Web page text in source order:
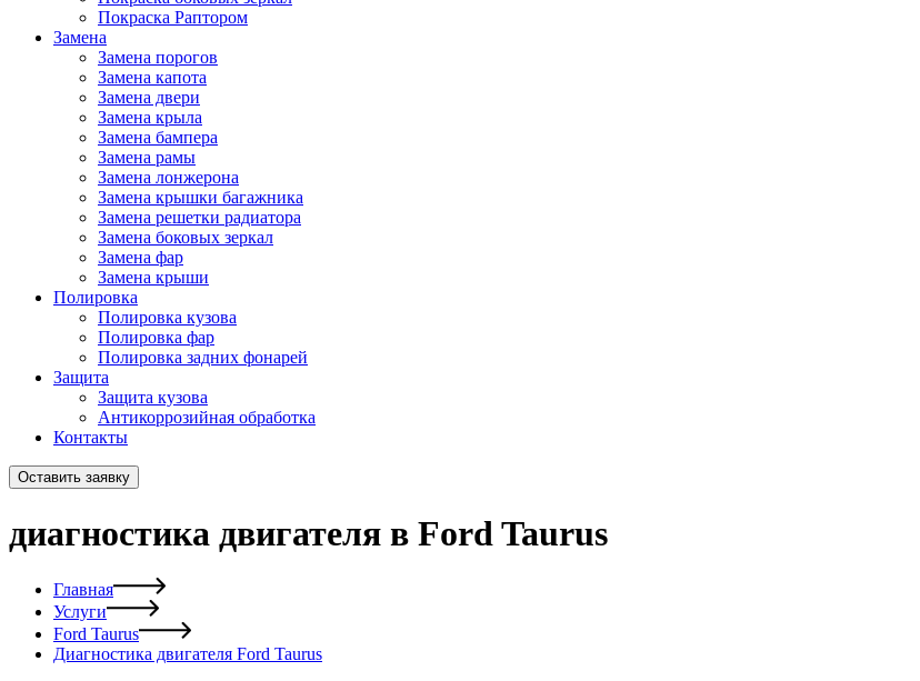
Покраска Раптором
Замена
Замена порогов
Замена капота
Замена двери
Замена крыла
Замена бампера
Замена рамы
Замена лонжерона
Замена крышки багажника
Замена решетки радиатора
Замена боковых зеркал
Замена фар
Замена крыши
Полировка
Полировка кузова
Полировка фар
Полировка задних фонарей
Защита
Защита кузова
Антикоррозийная обработка
Контакты
Оставить заявку
диагностика двигателя в Ford Taurus
Главная
Услуги
Ford Taurus
Диагностика двигателя Ford Taurus